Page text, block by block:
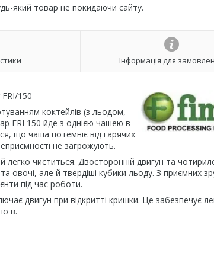
який товар не покидаючи сайту.
Інформація для
150
коктейлів (з льодом,
FRI 150 йде з однією чашею в
що чаша потемніє від гарячих
не загрожують.
легко чиститься. Двосторонній двигун та
овочі, але й твердіші кубики льоду. З приємних
під час роботи.
двигун при відкритті кришки. Це забезпечує